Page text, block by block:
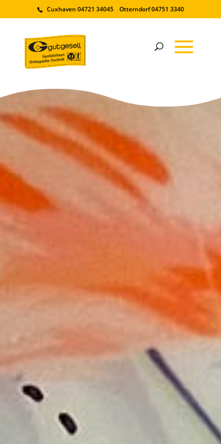
Cuxhaven 04721 34045 Otterndorf 04751 3340